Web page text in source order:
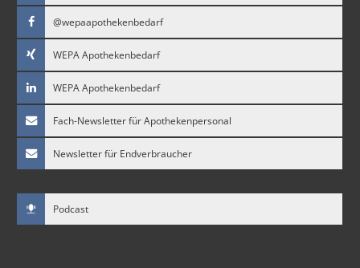
@wepaapothekenbedarf
WEPA Apothekenbedarf
WEPA Apothekenbedarf
Fach-Newsletter für Apothekenpersonal
Newsletter für Endverbraucher
Podcast